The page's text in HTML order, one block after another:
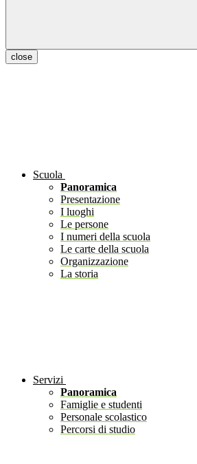
close
Scuola
Panoramica
Presentazione
I luoghi
Le persone
I numeri della scuola
Le carte della scuola
Organizzazione
La storia
Servizi
Panoramica
Famiglie e studenti
Personale scolastico
Percorsi di studio